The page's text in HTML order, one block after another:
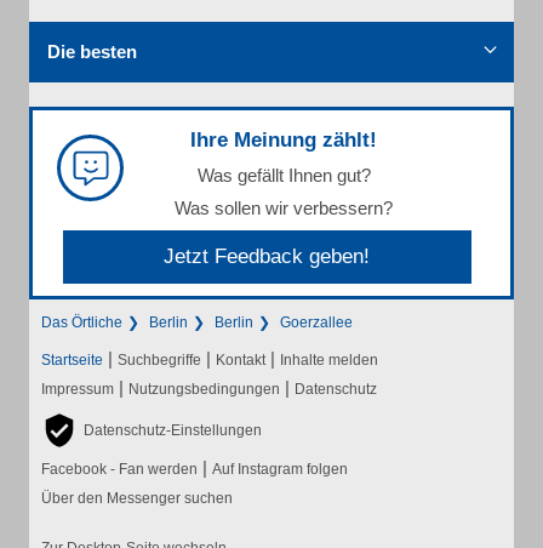
Die besten
Ihre Meinung zählt!
Was gefällt Ihnen gut?
Was sollen wir verbessern?
Jetzt Feedback geben!
Das Örtliche Berlin Berlin Goerzallee
Startseite | Suchbegriffe | Kontakt | Inhalte melden
Impressum | Nutzungsbedingungen | Datenschutz
Datenschutz-Einstellungen
Facebook - Fan werden | Auf Instagram folgen
Über den Messenger suchen